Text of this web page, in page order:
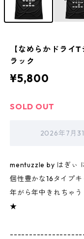
【なめらかドライ
ラック
¥5,800
SOLD OUT
2026年7月
mentuzzle by はぎぃ
個性豊かな16タイプ
年がら年中きれちゃ
★